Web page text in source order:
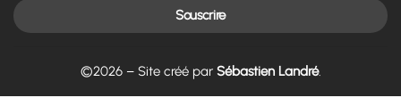
©2026 – Site créé par Sébastien Landré.